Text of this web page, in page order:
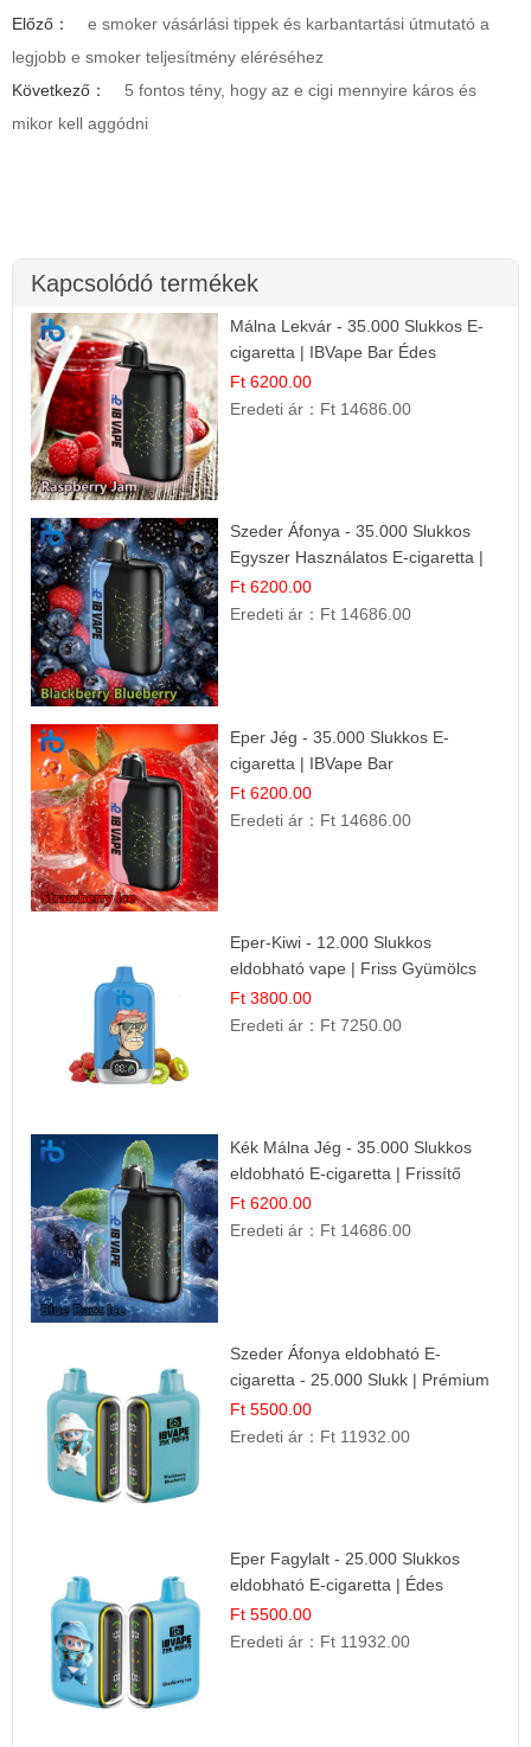
Előző：
e smoker vásárlási tippek és karbantartási útmutató a
legjobb e smoker teljesítmény eléréséhez
Következő：
5 fontos tény, hogy az e cigi mennyire káros és
mikor kell aggódni
Kapcsolódó termékek
Málna Lekvár - 35.000 Slukkos E-
cigaretta | IBVape Bar Édes
Gyümölcs Íz
Ft 6200.00
Eredeti ár： Ft 14686.00
Szeder Áfonya - 35.000 Slukkos
Egyszer Használatos E-cigaretta |
Prémium Ízélmény
Ft 6200.00
Eredeti ár： Ft 14686.00
Eper Jég - 35.000 Slukkos E-
cigaretta | IBVape Bar
Ft 6200.00
Eredeti ár： Ft 14686.00
Eper-Kiwi - 12.000 Slukkos
eldobható vape | Friss Gyümölcs
Kombináció
Ft 3800.00
Eredeti ár： Ft 7250.00
Kék Málna Jég - 35.000 Slukkos
eldobható E-cigaretta | Frissítő
Ízélmény
Ft 6200.00
Eredeti ár： Ft 14686.00
Szeder Áfonya eldobható E-
cigaretta - 25.000 Slukk | Prémium
Gyümölcs Íz
Ft 5500.00
Eredeti ár： Ft 11932.00
Eper Fagylalt - 25.000 Slukkos
eldobható E-cigaretta | Édes
Desszert Íz
Ft 5500.00
Eredeti ár： Ft 11932.00